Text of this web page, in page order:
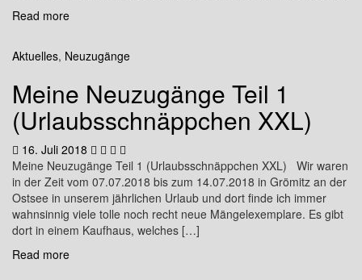
Read more
Aktuelles, Neuzugänge
Meine Neuzugänge Teil 1
(Urlaubsschnäppchen XXL)
16. Juli 2018
Meine Neuzugänge Teil 1 (Urlaubsschnäppchen XXL) Wir waren
in der Zeit vom 07.07.2018 bis zum 14.07.2018 in Grömitz an der
Ostsee in unserem jährlichen Urlaub und dort finde ich immer
wahnsinnig viele tolle noch recht neue Mängelexemplare. Es gibt
dort in einem Kaufhaus, welches […]
Read more